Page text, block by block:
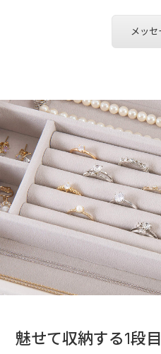
メッセ
魅せて収納する1段目